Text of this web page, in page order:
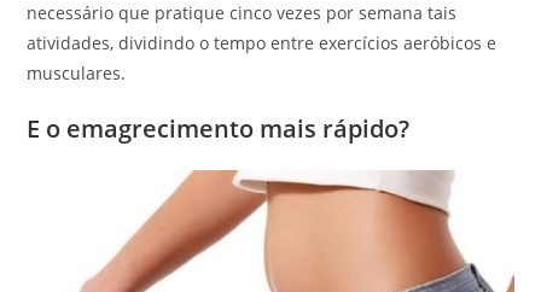
necessário que pratique cinco vezes por semana tais
atividades, dividindo o tempo entre exercícios aeróbicos e
musculares.
E o emagrecimento mais rápido?